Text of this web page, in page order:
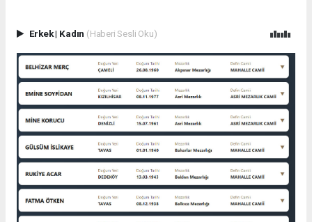
Erkek| Kadın (Haberi Sesli Oku)